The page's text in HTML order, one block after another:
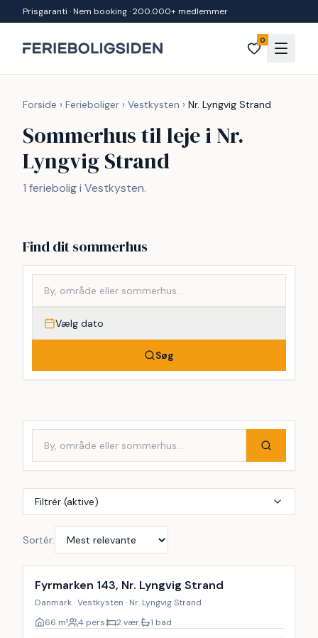
Spring til indhold
Prisgaranti · Nem booking · 200.000+ medlemmer
0
Forside › Ferieboliger › Vestkysten › Nr. Lyngvig Strand
Sommerhus til leje i Nr.
Lyngvig Strand
1 feriebolig i Vestkysten.
Find dit sommerhus
Vælg dato
Søg
Filtrér (aktive)
Sortér:
Fyrmarken 143, Nr. Lyngvig Strand
Danmark · Vestkysten · Nr. Lyngvig Strand
66 m² 4 pers. 2 vær. 1 bad